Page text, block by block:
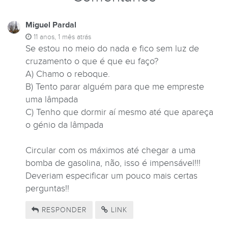
Miguel Pardal
11 anos, 1 mês atrás
Se estou no meio do nada e fico sem luz de
cruzamento o que é que eu faço?
A) Chamo o reboque.
B) Tento parar alguém para que me empreste
uma lâmpada
C) Tenho que dormir aí mesmo até que apareça
o génio da lâmpada
Circular com os máximos até chegar a uma
bomba de gasolina, não, isso é impensável!!!
Deveriam especificar um pouco mais certas
perguntas!!
RESPONDER LINK